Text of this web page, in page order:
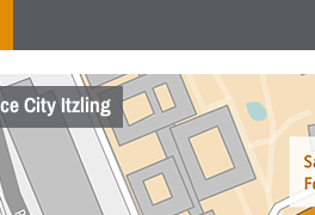
City Itzling